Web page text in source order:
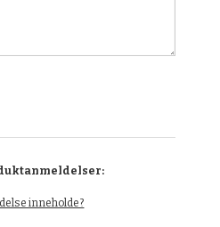
inneholde?